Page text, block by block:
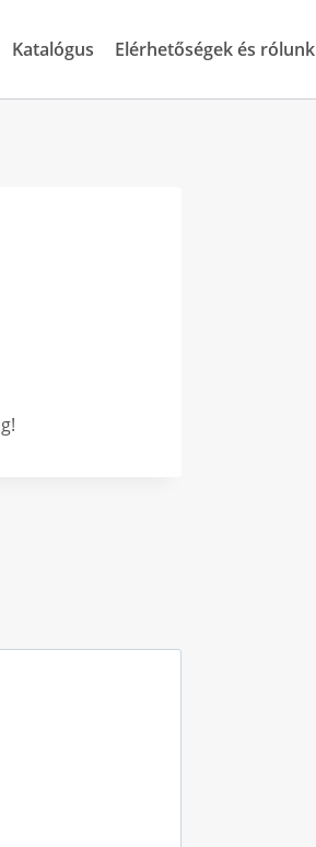
Katalógus Elérhetőségek és rólunk